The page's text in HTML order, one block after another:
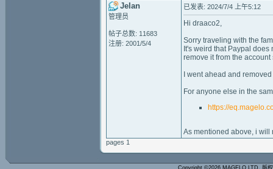
Jelan
管理员
帖子总数: 11683
注册: 2001/5/4
已发表: 2024/7/4 上午5:12
Hi draaco2,
Sorry traveling with the
It's weird that Paypal
remove it from the
I went ahead and
For anyone else in the
https://
As mentioned above, i will
pages 1
Copyright ©2026 MAGELO LTD. 版